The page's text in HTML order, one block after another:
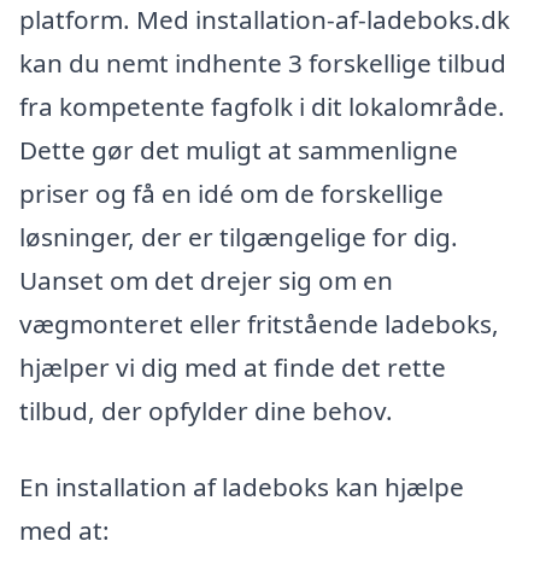
platform. Med installation-af-ladeboks.dk
kan du nemt indhente 3 forskellige tilbud
fra kompetente fagfolk i dit lokalområde.
Dette gør det muligt at sammenligne
priser og få en idé om de forskellige
løsninger, der er tilgængelige for dig.
Uanset om det drejer sig om en
vægmonteret eller fritstående ladeboks,
hjælper vi dig med at finde det rette
tilbud, der opfylder dine behov.
En installation af ladeboks kan hjælpe
med at: